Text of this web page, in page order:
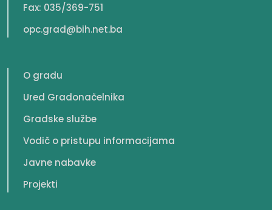
Fax: 035/369-751
opc.grad@bih.net.ba
O gradu
Ured Gradonačelnika
Gradske službe
Vodič o pristupu informacijama
Javne nabavke
Projekti